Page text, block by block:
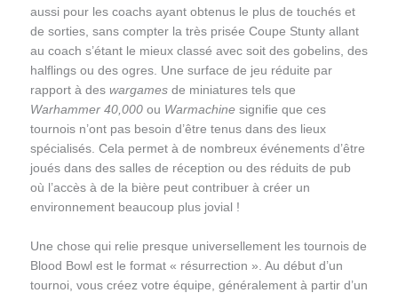
aussi pour les coachs ayant obtenus le plus de touchés et
de sorties, sans compter la très prisée Coupe Stunty allant
au coach s’étant le mieux classé avec soit des gobelins, des
halflings ou des ogres. Une surface de jeu réduite par
rapport à des wargamesde miniatures tels que
Warhammer 40,000ou Warmachinesignifie que ces
tournois n’ont pas besoin d’être tenus dans des lieux
spécialisés. Cela permet à de nombreux événements d’être
joués dans des salles de réception ou des réduits de pub
où l’accès à de la bière peut contribuer à créer un
environnement beaucoup plus jovial !
Une chose qui relie presque universellement les tournois de
Blood Bowl est le format « résurrection ». Au début d’un
tournoi, vous créez votre équipe, généralement à partir d’un